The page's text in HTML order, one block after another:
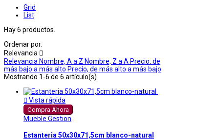
Grid
List
Hay 6 productos.
Ordenar por:
Relevancia 
Relevancia Nombre, A a Z Nombre, Z a A Precio: de
más bajo a más alto Precio, de más alto a más bajo
Mostrando 1-6 de 6 artículo(s)
 Vista rápida
Compra Ahora
Mueble Gestion
Estanteria 50x30x71,5cm blanco-natural